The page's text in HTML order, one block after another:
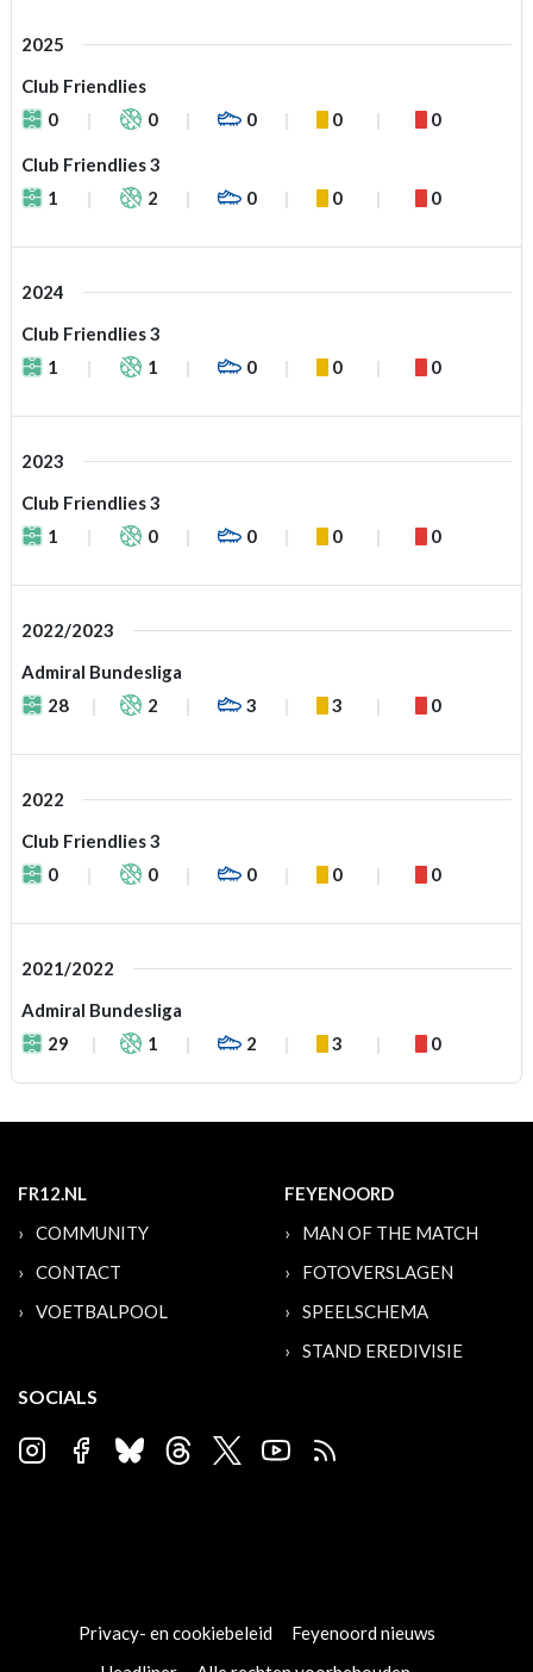
2025
Club Friendlies
0
0 0 0 0
Club Friendlies 3
1
2 0 0 0
2024
Club Friendlies 3
1
1 0 0 0
2023
Club Friendlies 3
1
0 0 0 0
2022/2023
Admiral Bundesliga
28
2 3 3 0
2022
Club Friendlies 3
0
0 0 0 0
2021/2022
Admiral Bundesliga
29
1 2 3 0
FR12.NL
COMMUNITY
CONTACT
VOETBALPOOL
FEYENOORD
MAN OF THE MATCH
FOTOVERSLAGEN
SPEELSCHEMA
STAND EREDIVISIE
SOCIALS
Privacy- en cookiebeleid
Feyenoord nieuws